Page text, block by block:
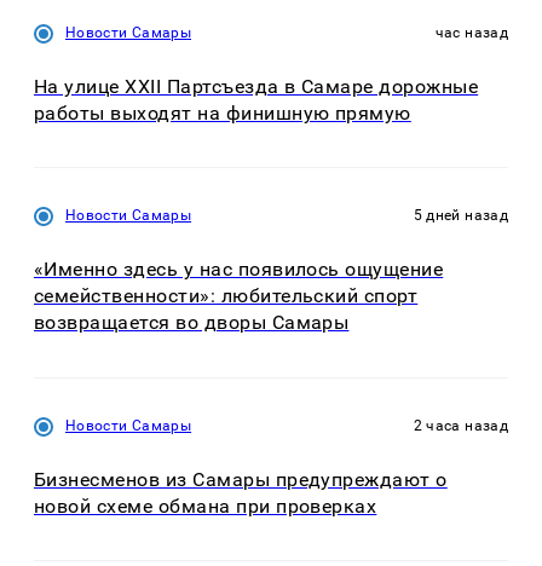
Новости Самары час назад
На улице XXII Партсъезда в Самаре дорожные
работы выходят на финишную прямую
Новости Самары 5 дней назад
«Именно здесь у нас появилось ощущение
семейственности»: любительский спорт
возвращается во дворы Самары
Новости Самары 2 часа назад
Бизнесменов из Самары предупреждают о
новой схеме обмана при проверках